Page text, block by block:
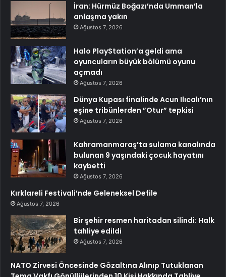
İran: Hürmüz Boğazı’nda Umman’la
anlaşma yakın
Ağustos 7, 2026
Halo PlayStation’a geldi ama
oyuncuların büyük bölümü oyunu
açmadı
Ağustos 7, 2026
Dünya Kupası finalinde Acun Ilıcalı’nın
eşine tribünlerden ”Otur” tepkisi
Ağustos 7, 2026
Kahramanmaraş’ta sulama kanalında
bulunan 9 yaşındaki çocuk hayatını
kaybetti
Ağustos 7, 2026
Kırklareli Festivali’nde Geleneksel Defile
Ağustos 7, 2026
Bir şehir resmen haritadan silindi: Halk
tahliye edildi
Ağustos 7, 2026
NATO Zirvesi Öncesinde Gözaltına Alınıp Tutuklanan